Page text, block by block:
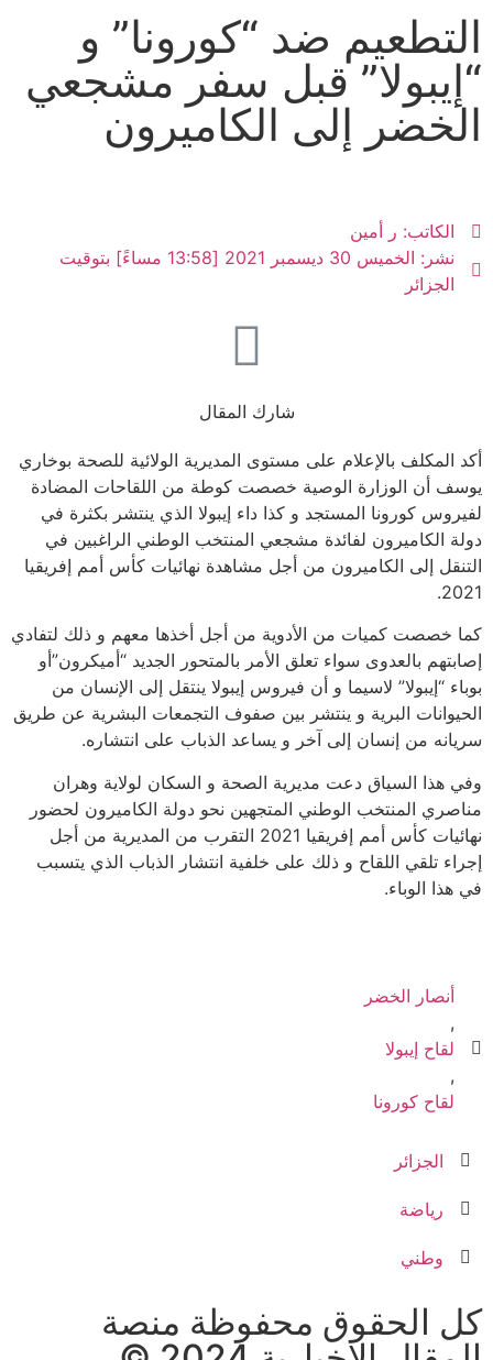
التطعيم ضد “كورونا” و
“إيبولا” قبل سفر مشجعي
الخضر إلى الكاميرون
الكاتب: ر أمين
نشر:
الخميس 30 ديسمبر 2021 [13:58 مساءً] بتوقيت
الجزائر
شارك المقال
أكد المكلف بالإعلام على مستوى المديرية الولائية للصحة بوخاري
يوسف أن الوزارة الوصية خصصت كوطة من اللقاحات المضادة
لفيروس كورونا المستجد و كذا داء إيبولا الذي ينتشر بكثرة في
دولة الكاميرون لفائدة مشجعي المنتخب الوطني الراغبين في
التنقل إلى الكاميرون من أجل مشاهدة نهائيات كأس أمم إفريقيا
2021.
كما خصصت كميات من الأدوية من أجل أخذها معهم و ذلك لتفادي
إصابتهم بالعدوى سواء تعلق الأمر بالمتحور الجديد “أميكرون”أو
بوباء “إيبولا” لاسيما و أن فيروس إيبولا ينتقل إلى الإنسان من
الحيوانات البرية و ينتشر بين صفوف التجمعات البشرية عن طريق
سريانه من إنسان إلى آخر و يساعد الذباب على انتشاره.
وفي هذا السياق دعت مديرية الصحة و السكان لولاية وهران
مناصري المنتخب الوطني المتجهين نحو دولة الكاميرون لحضور
نهائيات كأس أمم إفريقيا 2021 التقرب من المديرية من أجل
إجراء تلقي اللقاح و ذلك على خلفية انتشار الذباب الذي يتسبب
في هذا الوباء.
أنصار الخضر
,
لقاح إيبولا
,
لقاح كورونا
الجزائر
رياضة
وطني
كل الحقوق محفوظة منصة